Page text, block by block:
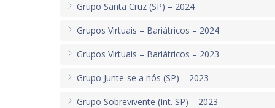
Grupo Santa Cruz (SP) – 2024
Grupos Virtuais – Bariátricos – 2024
Grupos Virtuais – Bariátricos – 2023
Grupo Junte-se a nós (SP) – 2023
Grupo Sobrevivente (Int. SP) – 2023